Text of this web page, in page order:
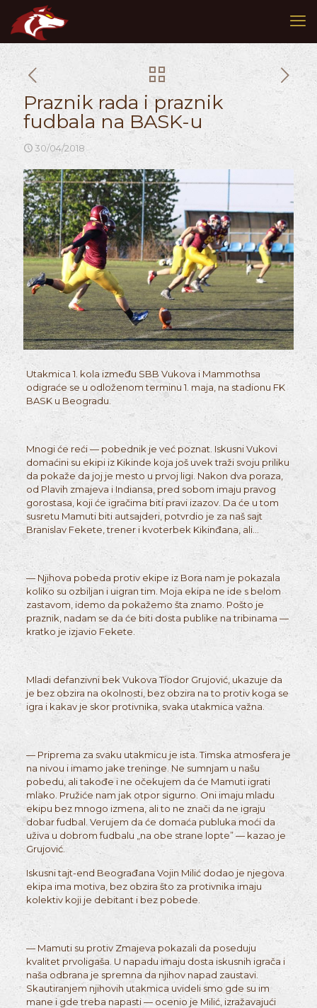
Praznik rada i praznik
fudbala na BASK-u
30/04/2018
Utakmica 1. kola između SBB Vukova i Mammothsa
odigraće se u odloženom terminu 1. maja, na stadionu FK
BASK u Beogradu.
Mnogi će reći — pobednik je već poznat. Iskusni Vukovi
domaćini su ekipi iz Kikinde koja još uvek traži svoju priliku
da pokaže da joj je mesto u prvoj ligi. Nakon dva poraza,
od Plavih zmajeva i Indiansa, pred sobom imaju pravog
gorostasa, koji će igračima biti pravi izazov. Da će u tom
susretu Mamuti biti autsajderi, potvrdio je za naš sajt
Branislav Fekete, trener i kvoterbek Kikinđana, ali…
— Njihova pobeda protiv ekipe iz Bora nam je pokazala
koliko su ozbiljan i uigran tim. Moja ekipa ne ide s belom
zastavom, idemo da pokažemo šta znamo. Pošto je
praznik, nadam se da će biti dosta publike na tribinama —
kratko je izjavio Fekete.
Mladi defanzivni bek Vukova Tiodor Grujović, ukazuje da
je bez obzira na okolnosti, bez obzira na to protiv koga se
igra i kakav je skor protivnika, svaka utakmica važna.
— Priprema za svaku utakmicu je ista. Timska atmosfera je
na nivou i imamo jake treninge. Ne sumnjam u našu
pobedu, ali takođe i ne očekujem da će Mamuti igrati
mlako. Pružiće nam jak otpor sigurno. Oni imaju mladu
ekipu bez mnogo izmena, ali to ne znači da ne igraju
dobar fudbal. Verujem da će domaća publuka moći da
uživa u dobrom fudbalu „na obe strane lopte” — kazao je
Grujović.
Iskusni tajt-end Beograđana Vojin Milić dodao je njegova
ekipa ima motiva, bez obzira što za protivnika imaju
kolektiv koji je debitant i bez pobede.
— Mamuti su protiv Zmajeva pokazali da poseduju
kvalitet prvoligaša. U napadu imaju dosta iskusnih igrača i
naša odbrana je spremna da njihov napad zaustavi.
Skautiranjem njihovih utakmica uvideli smo gde su im
mane i gde treba napasti — ocenio je Milić, izražavajući